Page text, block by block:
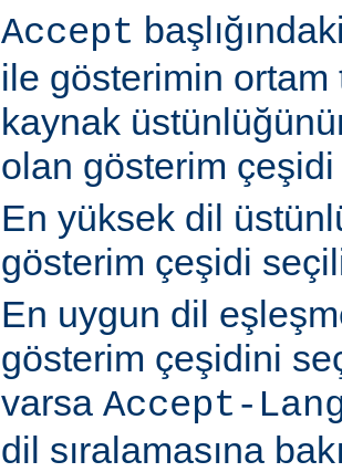
Accept
ile gösterimin
kaynak
olan gösterim
En yüksek dil
gösterim çeşidi
En uygun dil
gösterim çeşidini
varsa Accept-
dil sıralamasına